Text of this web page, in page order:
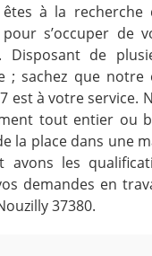
à la recherche
s’occuper de
Disposant de
; sachez que notre
est à votre service.
tout entier ou
la place dans une
avons les
demandes en
37380.